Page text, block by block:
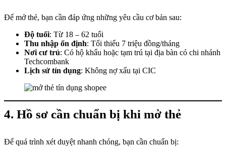
Để mở thẻ, bạn cần đáp ứng những yêu cầu cơ bản sau:
Độ tuổi: Từ 18 – 62 tuổi
Thu nhập ổn định: Tối thiểu 7 triệu đồng/tháng
Nơi cư trú: Có hộ khẩu hoặc tạm trú tại địa bàn có chi nhánh
Techcombank
Lịch sử tín dụng: Không nợ xấu tại CIC
4. Hồ sơ cần chuẩn bị khi mở thẻ
Để quá trình xét duyệt nhanh chóng, bạn cần chuẩn bị: